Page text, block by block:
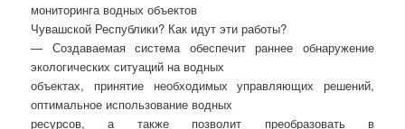
мониторинга водных объектов
Чувашской Республики? Как идут эти работы?
— Создаваемая система обеспечит раннее обнаружение
экологических ситуаций на водных
объектах, принятие необходимых управляющих решений,
оптимальное использование водных
ресурсов, а также позволит преобразовать в